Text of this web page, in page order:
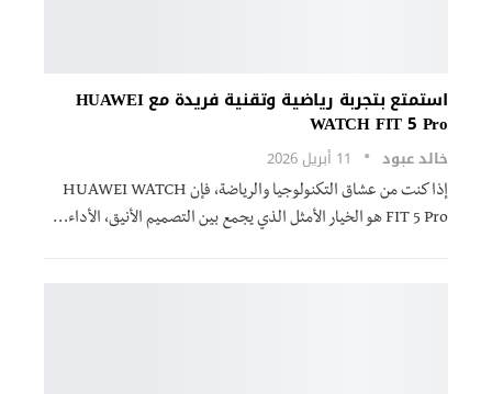
استمتع بتجربة رياضية وتقنية فريدة مع HUAWEI
WATCH FIT 5 Pro
خالد عبود 11 أبريل 2026
إذا كنت من عشاق التكنولوجيا والرياضة، فإن HUAWEI WATCH
FIT 5 Pro هو الخيار الأمثل الذي يجمع بين التصميم الأنيق، الأداء…